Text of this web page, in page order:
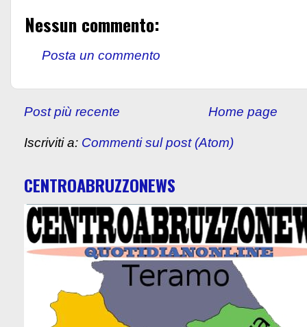
Nessun commento:
Posta un commento
Post più recente Home page
Iscriviti a: Commenti sul post (Atom)
CENTROABRUZZONEWS